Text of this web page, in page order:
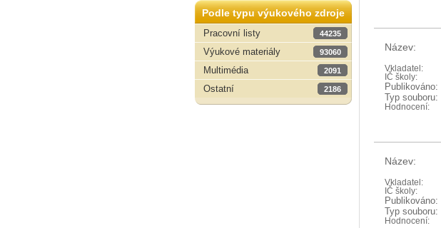
Podle typu výukového zdroje
Pracovní listy
44235
Výukové materiály 93060
Multimédia 2091
Ostatní 2186
Název:
Vkladatel:
IČ školy:
Publikováno:
Typ souboru:
Hodnocení:
Název:
Vkladatel:
IČ školy:
Publikováno:
Typ souboru:
Hodnocení: